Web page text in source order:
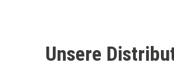
Unsere